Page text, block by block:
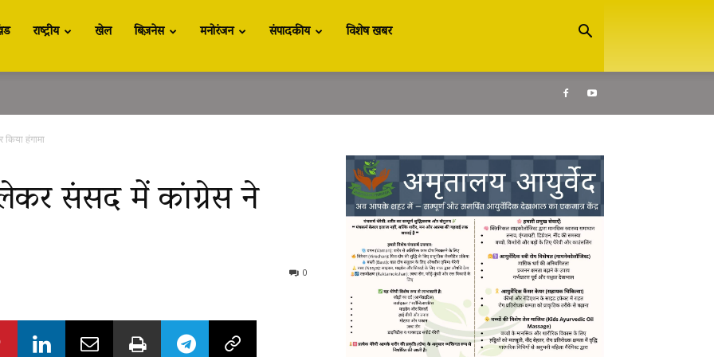
राष्ट्रीय खेल बिज़नेस मनोरंजन संपादकीय विशेष खबर
हंगामा
संसद में कांग्रेस ने
0